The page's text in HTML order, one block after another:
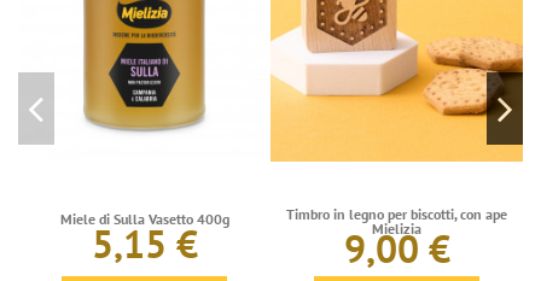
Miele di Sulla Vasetto 400g
5,15 €
Timbro in legno per biscotti, con ape
Mielizia
9,00 €